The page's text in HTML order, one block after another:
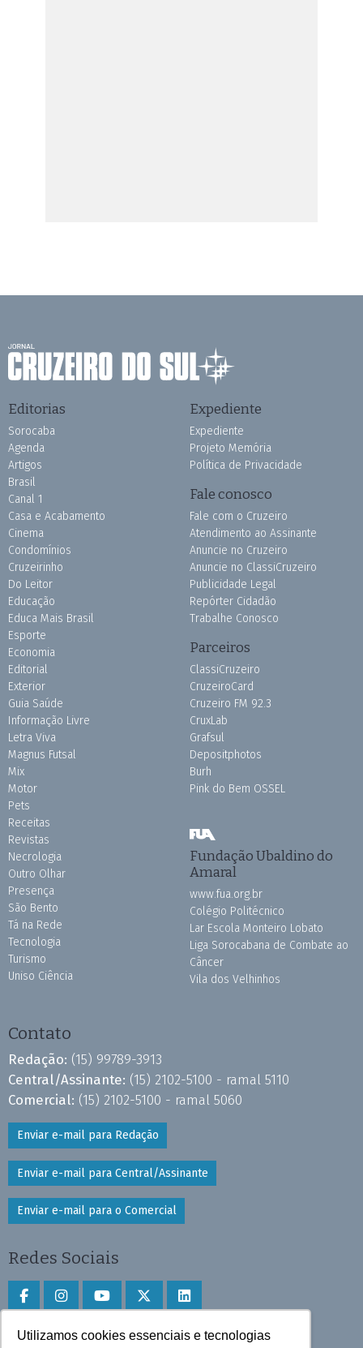
Utilizamos cookies essenciais e tecnologias
Editorias
Sorocaba
Agenda
Artigos
Brasil
Canal 1
Casa e Acabamento
Cinema
Condomínios
Cruzeirinho
Do Leitor
Educação
Educa Mais Brasil
Esporte
Economia
Editorial
Exterior
Guia Saúde
Informação Livre
Letra Viva
Magnus Futsal
Mix
Motor
Pets
Receitas
Revistas
Necrologia
Outro Olhar
Presença
São Bento
Tá na Rede
Tecnologia
Turismo
Uniso Ciência
Expediente
Expediente
Projeto Memória
Política de Privacidade
Fale conosco
Fale com o Cruzeiro
Atendimento ao Assinante
Anuncie no Cruzeiro
Anuncie no ClassiCruzeiro
Publicidade Legal
Repórter Cidadão
Trabalhe Conosco
Parceiros
ClassiCruzeiro
CruzeiroCard
Cruzeiro FM 92.3
CruxLab
Grafsul
Depositphotos
Burh
Pink do Bem OSSEL
Fundação Ubaldino do
Amaral
www.fua.org.br
Colégio Politécnico
Lar Escola Monteiro Lobato
Liga Sorocabana de Combate ao
Câncer
Vila dos Velhinhos
Contato
Redação: (15) 99789-3913
Central/Assinante: (15) 2102-5100 - ramal 5110
Comercial: (15) 2102-5100 - ramal 5060
Enviar e-mail para Redação
Enviar e-mail para Central/Assinante
Enviar e-mail para o Comercial
Redes Sociais